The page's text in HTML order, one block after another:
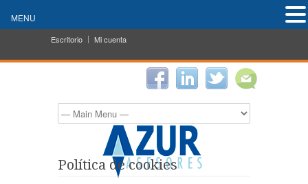
Escritorio Mi cuenta
Política de cookies
MENU